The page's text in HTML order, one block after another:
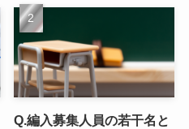
Q.編入募集人員の若干名と